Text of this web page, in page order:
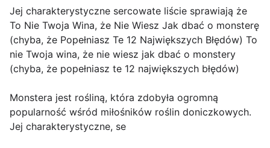
Jej charakterystyczne sercowate liście sprawiają że
To Nie Twoja Wina, że Nie Wiesz Jak dbać o monsterę
(chyba, że Popełniasz Te 12 Największych Błędów) To
nie Twoja wina, że nie wiesz jak dbać o monstery
(chyba, że popełniasz te 12 największych błędów)
Monstera jest rośliną, która zdobyła ogromną
popularność wśród miłośników roślin doniczkowych.
Jej charakterystyczne, se